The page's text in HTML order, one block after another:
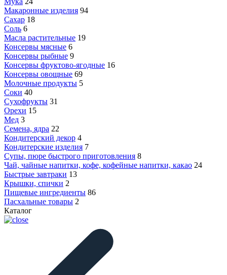
Макаронные изделия 94
Сахар 18
Соль 6
Масла растительные 19
Консервы мясные 6
Консервы рыбные 9
Консервы фруктово-ягодные 16
Консервы овощные 69
Молочные продукты 5
Соки 40
Сухофрукты 31
Орехи 15
Мед 3
Семена, ядра 22
Кондитерский декор 4
Кондитерские изделия 7
Супы, пюре быстрого приготовления 8
Чай, чайные напитки, кофе, кофейные напитки, какао 24
Быстрые завтраки 13
Крышки, спички 2
Пищевые ингредиенты 86
Пасхальные товары 2
Каталог